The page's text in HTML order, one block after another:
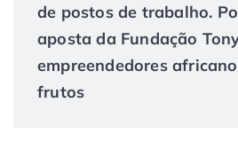
de postos de trabalho.
aposta da Fundação
empreendedores
frutos